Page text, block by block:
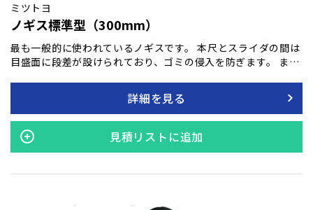
ミツトヨ
ノギス標準型（300mm）
最も一般的に使われているノギスです。 本尺とスライダの間は
目盛面に段差が設けられており、ゴミの侵入を防ぎます。 ま
さ・段差の4種類の測定がわかります。 バーニヤ目盛面の傾斜
がゆるく(14°)、読み取りやすくなっています。
詳細を見る
見積リストに追加